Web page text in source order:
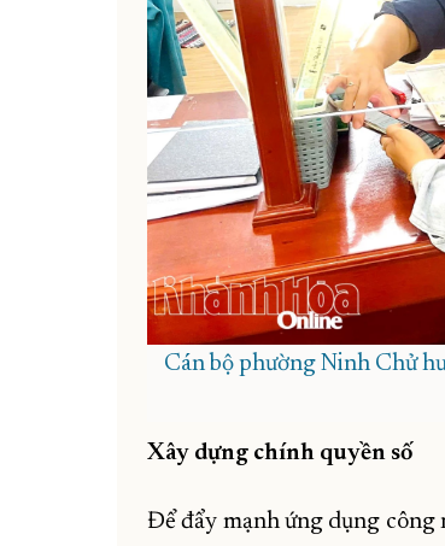
Cán bộ phường Ninh Chử
Xây dựng chính quyền số
Để đẩy mạnh ứng dụng